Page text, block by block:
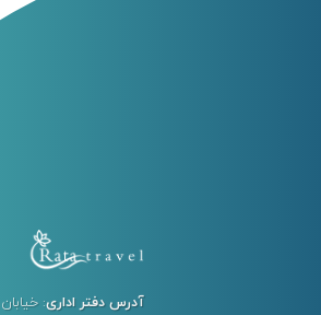
آدرس دفتر اداری: